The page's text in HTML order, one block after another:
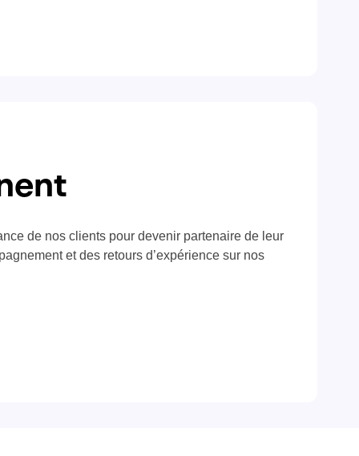
de nos clients pour devenir partenaire de leur
et des retours d’expérience sur nos